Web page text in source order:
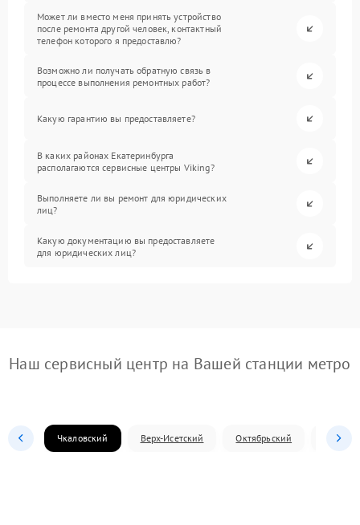
Может ли вместо меня принять устройство
после ремонта другой человек, контактный
телефон которого я предоставлю?
Возможно ли получать обратную связь в
процессе выполнения ремонтных работ?
Какую гарантию вы предоставляете?
В каких районах Екатеринбурга
располагаются сервисные центры Viking?
Выполняете ли вы ремонт для юридических
лиц?
Какую документацию вы предоставляете
для юридических лиц?
Наш сервисный центр на Вашей станции метро
Чкаловский Верх-Исетский Октябрьский